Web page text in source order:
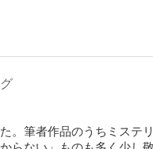
。筆者作品のうちミステ